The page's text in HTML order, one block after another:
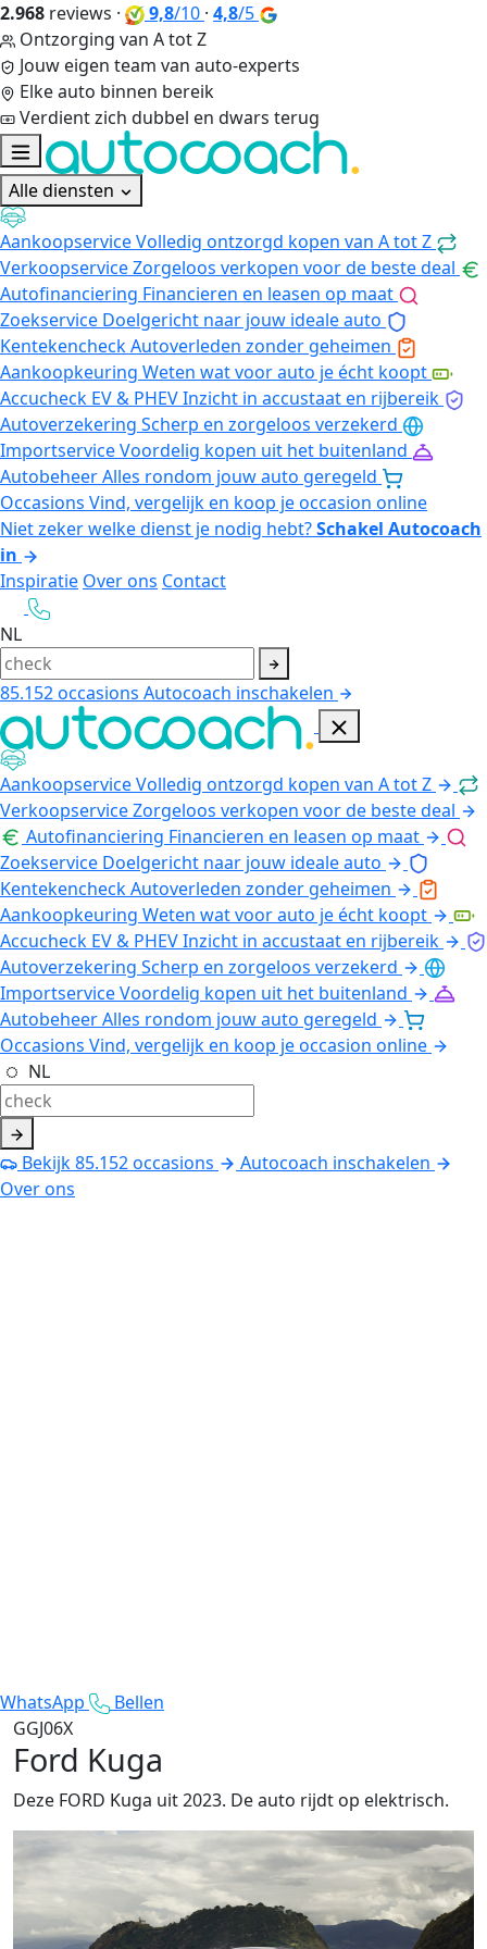
2.968 reviews · 9,8/10 · 4,8/5
Ontzorging van A tot Z
Jouw eigen team van auto-experts
Elke auto binnen bereik
Verdient zich dubbel en dwars terug
Alle diensten
AankoopserviceVolledig ontzorgd kopen van A tot Z
VerkoopserviceZorgeloos verkopen voor de beste deal
Autofinanciering Financieren en leasen op maat
Zoekservice Doelgericht naar jouw ideale auto
KentekencheckAutoverleden zonder geheimen
Aankoopkeuring Weten wat voor auto je écht koopt
Accucheck EV & PHEVInzicht in accustaat en rijbereik
Autoverzekering Scherp en zorgeloos verzekerd
ImportserviceVoordelig kopen uit het buitenland
AutobeheerAlles rondom jouw auto geregeld
Occasions Vind, vergelijk en koop je occasion online
Niet zeker welke dienst je nodig hebt?Schakel Autocoach
in
Inspiratie Over ons Contact
NL
85.152occasions Autocoach inschakelen
AankoopserviceVolledig ontzorgd kopen van A tot Z
VerkoopserviceZorgeloos verkopen voor de beste deal
Autofinanciering Financieren en leasen op maat
Zoekservice Doelgericht naar jouw ideale auto
KentekencheckAutoverleden zonder geheimen
Aankoopkeuring Weten wat voor auto je écht koopt
Accucheck EV & PHEVInzicht in accustaat en rijbereik
Autoverzekering Scherp en zorgeloos verzekerd
ImportserviceVoordelig kopen uit het buitenland
AutobeheerAlles rondom jouw auto geregeld
Occasions Vind, vergelijk en koop je occasion online
NL
Bekijk85.152occasions
Autocoach inschakelen
Over ons
WhatsApp
Bellen
GGJ06X
Ford Kuga
Deze FORD Kuga uit 2023. De auto rijdt op elektrisch.